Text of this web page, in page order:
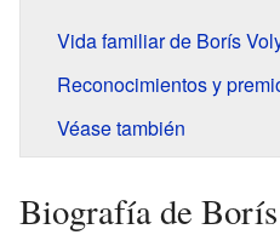
Vida familiar de Borís
Reconocimientos y
Véase también
Biografía de